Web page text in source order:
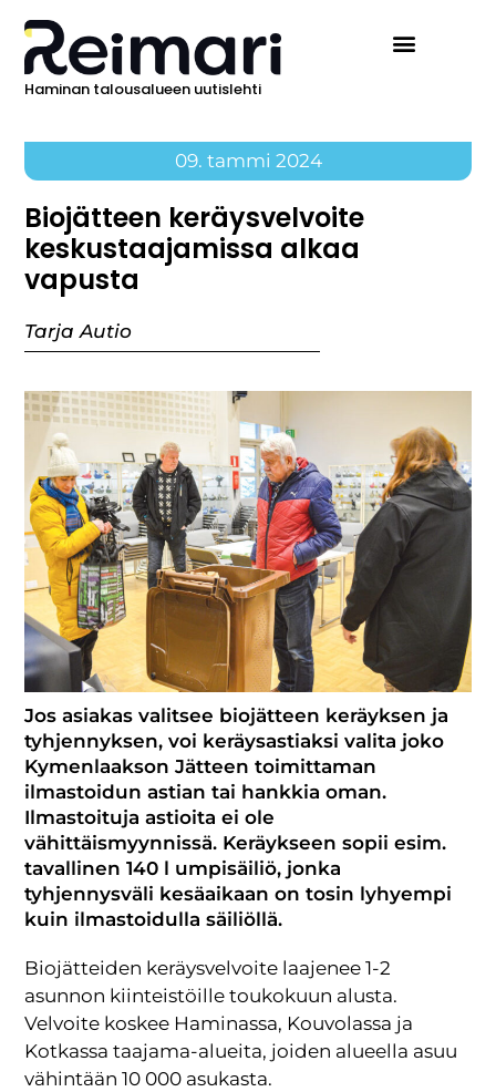
Haminan talousalueen uutislehti
09. tammi 2024
Biojätteen keräysvelvoite
keskustaajamissa alkaa
vapusta
Tarja Autio
Jos asiakas valitsee biojätteen keräyksen ja
tyhjennyksen, voi keräysastiaksi valita joko
Kymenlaakson Jätteen toimittaman
ilmastoidun astian tai hankkia oman.
Ilmastoituja astioita ei ole
vähittäismyynnissä. Keräykseen sopii esim.
tavallinen 140 l umpisäiliö, jonka
tyhjennysväli kesäaikaan on tosin lyhyempi
kuin ilmastoidulla säiliöllä.
Biojätteiden keräysvelvoite laajenee 1-2
asunnon kiinteistöille toukokuun alusta.
Velvoite koskee Haminassa, Kouvolassa ja
Kotkassa taajama-alueita, joiden alueella asuu
vähintään 10 000 asukasta.